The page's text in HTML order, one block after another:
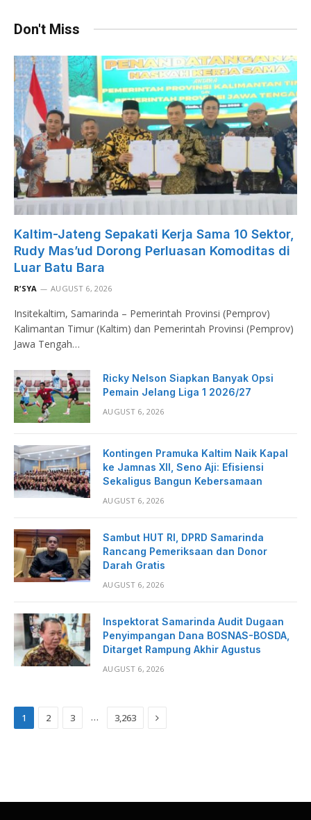
Don't Miss
Kaltim-Jateng Sepakati Kerja Sama 10 Sektor,
Rudy Mas’ud Dorong Perluasan Komoditas di
Luar Batu Bara
R’SYA AUGUST 6, 2026
Insitekaltim, Samarinda – Pemerintah Provinsi (Pemprov)
Kalimantan Timur (Kaltim) dan Pemerintah Provinsi (Pemprov)
Jawa Tengah…
Ricky Nelson Siapkan Banyak Opsi
Pemain Jelang Liga 1 2026/27
AUGUST 6, 2026
Kontingen Pramuka Kaltim Naik Kapal
ke Jamnas XII, Seno Aji: Efisiensi
Sekaligus Bangun Kebersamaan
AUGUST 6, 2026
Sambut HUT RI, DPRD Samarinda
Rancang Pemeriksaan dan Donor
Darah Gratis
AUGUST 6, 2026
Inspektorat Samarinda Audit Dugaan
Penyimpangan Dana BOSNAS-BOSDA,
Ditarget Rampung Akhir Agustus
AUGUST 6, 2026
1 2 3 … 3,263 Next